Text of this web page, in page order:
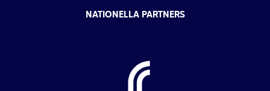
NATIONELLA PARTNERS